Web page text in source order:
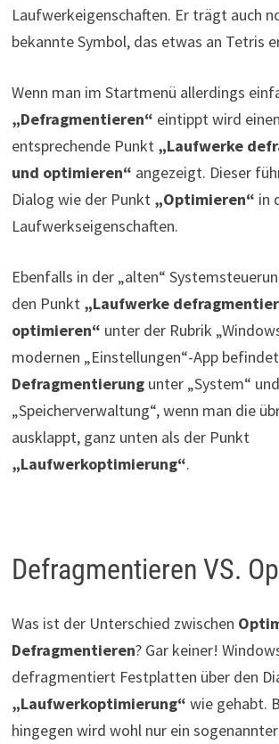
Laufwerkeigenschaften. Er trägt auch
bekannte Symbol, das etwas an Tetris
Wenn man im Startmenü allerdings
„Defragmentieren“ eintippt wird
entsprechende Punkt „Laufwerke
und optimieren“ angezeigt. Dieser
Dialog wie der Punkt „Optimieren“ in
Laufwerkseigenschaften.
Ebenfalls in der „alten“
den Punkt „Laufwerke
optimieren“ unter der Rubrik
modernen „Einstellungen“-App
Defragmentierungunter „System“
„Speicherverwaltung“, wenn man die
ausklappt, ganz unten als der Punkt
„Laufwerkoptimierung“.
Defragmentieren VS.
Was ist der Unterschied zwischen
Defragmentieren? Gar keiner!
defragmentiert Festplatten über den
„Laufwerkoptimierung“ wie gehabt.
hingegen wird wohl nur ein